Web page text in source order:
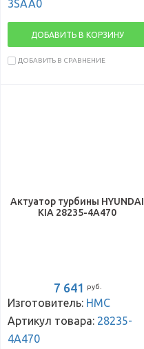
3SAA0
ДОБАВИТЬ В КОРЗИНУ
ДОБАВИТЬ В СРАВНЕНИЕ
Актуатор турбины HYUNDAI
KIA 28235-4A470
7 641 руб.
Изготовитель: HMC
Артикул товара: 28235-
4A470